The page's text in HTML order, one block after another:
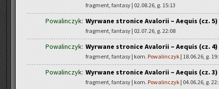
fragment, fantasy | 02.08.26, g. 15:13
Powalinczyk: Wyrwane stronice Avalorii – Aequis (cz. 5)
fragment, fantasy | 02.07.26, g. 22:08
Powalinczyk: Wyrwane stronice Avalorii – Aequis (cz. 4)
fragment, fantasy | kom. Powalinczyk | 18.06.26, g.
Powalinczyk: Wyrwane stronice Avalorii – Aequis (cz. 3)
fragment, fantasy | kom. Powalinczyk | 04.06.26, g.